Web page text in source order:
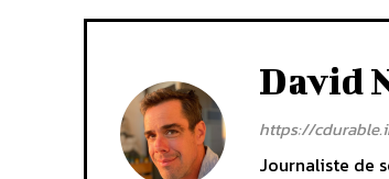
David
https://
Journaliste de